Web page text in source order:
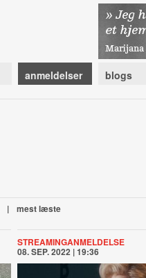
anmeldelser blogs
| mest læste
STREAMINGANMELDELSE
08. SEP. 2022 | 19:36